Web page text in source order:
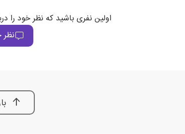
اولین نفری باشید که نظر خود را
نظر